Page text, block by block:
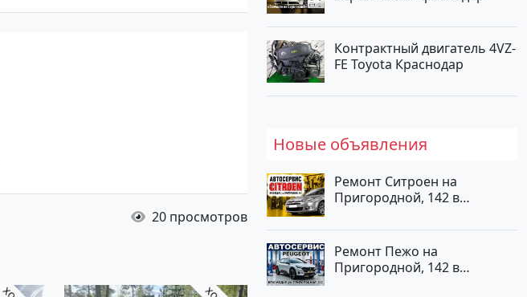
20 просмотров
Контрактный двигатель 4VZ-
FE Toyota Краснодар
Новые объявления
Ремонт Ситроен на
Пригородной, 142 в
Ремонт Пежо на
Пригородной, 142 в